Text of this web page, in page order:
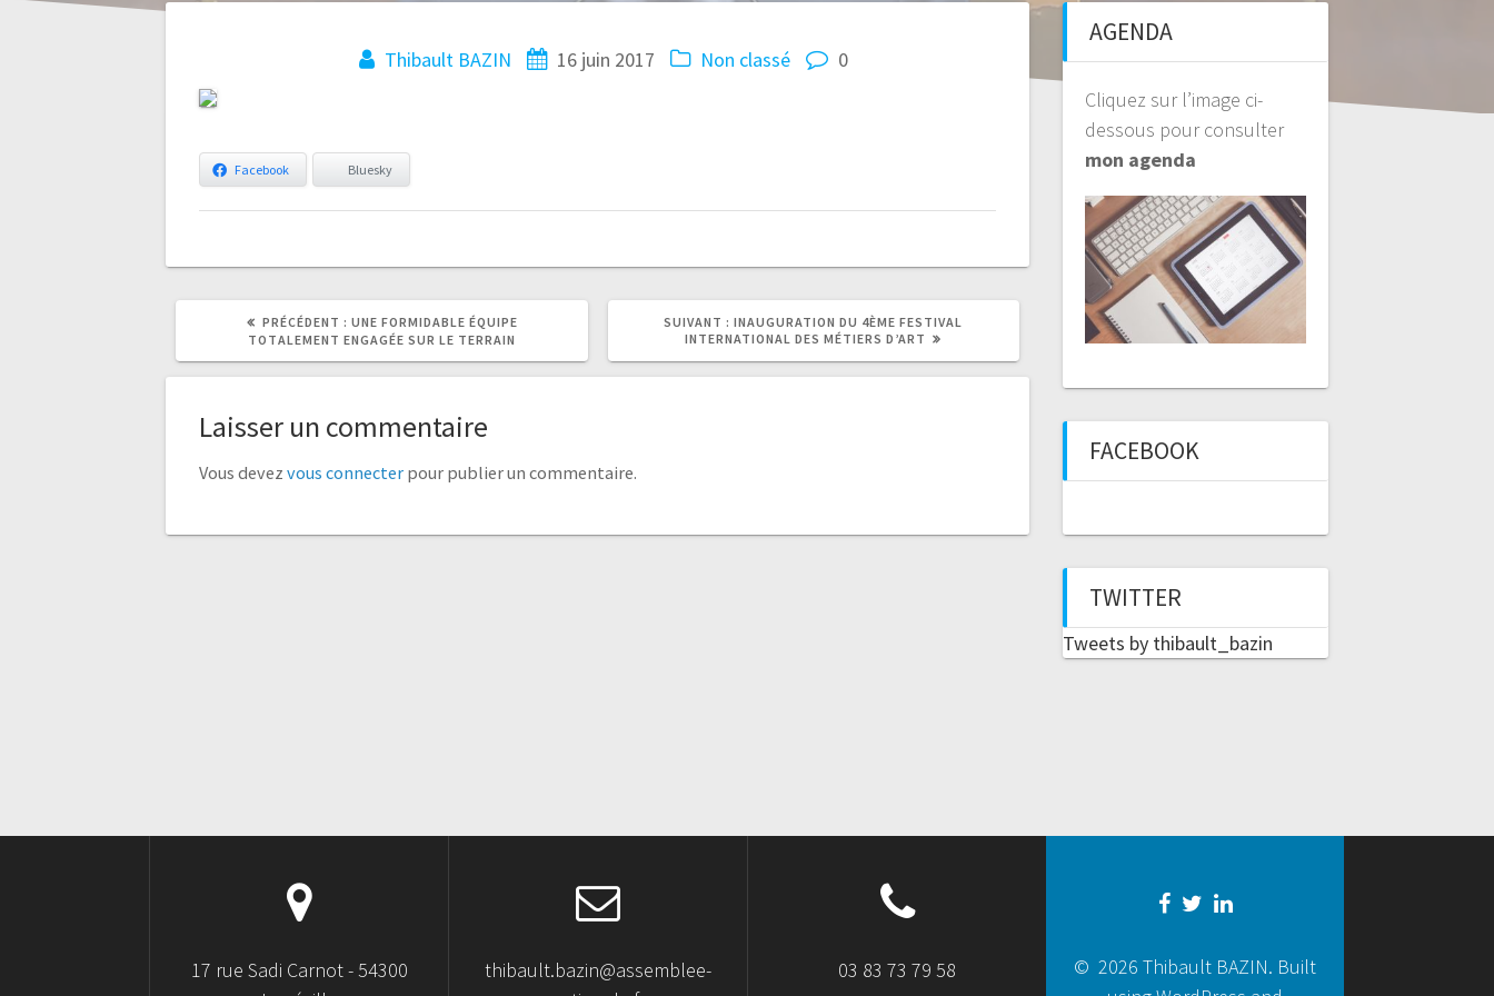
Thibault BAZIN 16 juin 2017 Non classé 0
Facebook Bluesky
Navigation
PRÉCÉDENT :
ARTICLE
UNE FORMIDABLE ÉQUIPE
TOTALEMENT ENGAGÉE SUR LE TERRAIN
SUIVANT :
ARTICLE
INAUGURATION DU 4ÈME FESTIVAL
INTERNATIONAL DES MÉTIERS D’ART
Laisser un commentaire
Vous devezvous connecter pour publier un commentaire.
AGENDA
Cliquez sur l’image ci-
dessous pour consulter
mon agenda
FACEBOOK
TWITTER
Tweets by thibault_bazin
17 rue Sadi Carnot - 54300
thibault.bazin@assemblee-
03 83 73 79 58
© 2026 Thibault BAZIN. Built